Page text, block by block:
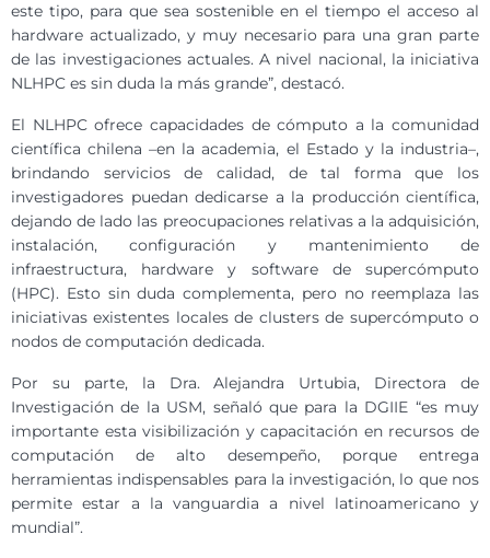
este tipo, para que sea sostenible en el tiempo el acceso al
hardware actualizado, y muy necesario para una gran parte
de las investigaciones actuales. A nivel nacional, la iniciativa
NLHPC es sin duda la más grande”, destacó.
El NLHPC ofrece capacidades de cómputo a la comunidad
científica chilena –en la academia, el Estado y la industria–,
brindando servicios de calidad, de tal forma que los
investigadores puedan dedicarse a la producción científica,
dejando de lado las preocupaciones relativas a la adquisición,
instalación, configuración y mantenimiento de
infraestructura, hardware y software de supercómputo
(HPC). Esto sin duda complementa, pero no reemplaza las
iniciativas existentes locales de clusters de supercómputo o
nodos de computación dedicada.
Por su parte, la Dra. Alejandra Urtubia, Directora de
Investigación de la USM, señaló que para la DGIIE “es muy
importante esta visibilización y capacitación en recursos de
computación de alto desempeño, porque entrega
herramientas indispensables para la investigación, lo que nos
permite estar a la vanguardia a nivel latinoamericano y
mundial”.